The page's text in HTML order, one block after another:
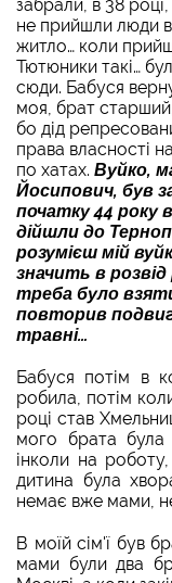
забрали, в 38
не прийшли люди в
житло… коли
Тютюники такі…
сюди. Бабуся
моя, брат
бо дід
права власності
по хатах. Вуйко,
Йосипович, був
початку 44 року
дійшли до
розумієш мій
значить в розвід
треба було
повторив
травні…
Бабуся потім в
робила, потім
році став
мого брата
інколи на
дитина була
немає вже мами,
В моїй сім'ї був
мами були два